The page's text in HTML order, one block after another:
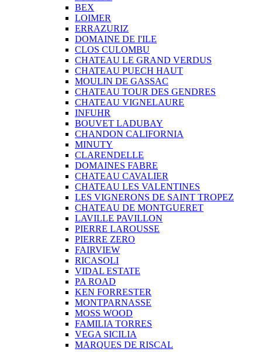
BEX
LOIMER
ERRAZURIZ
DOMAINE DE I'ILE
CLOS CULOMBU
CHATEAU LE GRAND VERDUS
CHATEAU PUECH HAUT
MOULIN DE GASSAC
CHATEAU TOUR DES GENDRES
CHATEAU VIGNELAURE
INFUHR
BOUVET LADUBAY
CHANDON CALIFORNIA
MINUTY
CLARENDELLE
DOMAINES FABRE
CHATEAU CAVALIER
CHATEAU LES VALENTINES
LES VIGNERONS DE SAINT TROPEZ
CHATEAU DE MONTGUERET
LAVILLE PAVILLON
PIERRE LAROUSSE
PIERRE ZERO
FAIRVIEW
RICASOLI
VIDAL ESTATE
PA ROAD
KEN FORRESTER
MONTPARNASSE
MOSS WOOD
FAMILIA TORRES
VEGA SICILIA
MARQUES DE RISCAL